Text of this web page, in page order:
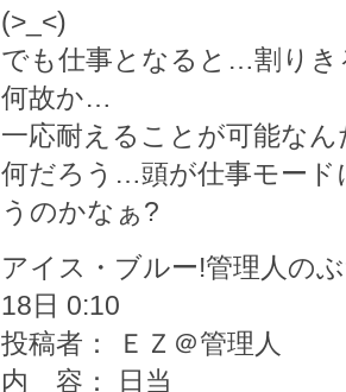
(>_<)
でも仕事となると…割り
何故か…
一応耐えることが可能なん
何だろう…頭が仕事モード
うのかなぁ?
アイス・ブルー!管理人の
18日 0:10
投稿者： ＥＺ＠管理人
内 容： 日当